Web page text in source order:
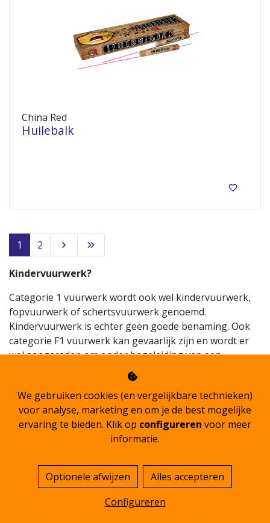
China Red
Huilebalk
1 2
Kindervuurwerk?
Categorie 1 vuurwerk wordt ook wel kindervuurwerk,
fopvuurwerk of schertsvuurwerk genoemd.
Kindervuurwerk is echter geen goede benaming. Ook
categorie F1 vuurwerk kan gevaarlijk zijn en wordt er
wel aangeraden om onder begeleiding van een
volwassene dit af te steken.
Mag ik categorie 1 vuurwerk het hele jaar
afsteken?
Ja dit mag! Categorie F1 mag het hele jaar verkocht en
Vanaf welke leeftijd mag ik categorie F1 v
kopen?
Categorie F1 vuurwerk mag verkocht worden aan
We gebruiken cookies (en vergelijkbare technieken)
voor analyse, marketing en om je de best mogelijke
ervaring te bieden. Klik op configureren voor meer
informatie.
Optionele afwijzen
Alles accepteren
Configureren